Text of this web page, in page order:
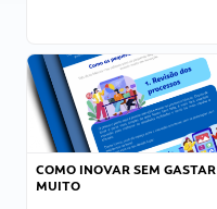
COMO INOVAR SEM GASTAR
MUITO